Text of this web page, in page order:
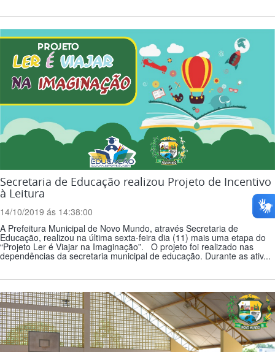
Secretaria de Educação realizou Projeto de Incentivo
à Leitura
14/10/2019 ás 14:38:00
A Prefeitura Municipal de Novo Mundo, através Secretaria de
Educação, realizou na última sexta-feira dia (11) mais uma etapa do
“Projeto Ler é Viajar na Imaginação”. O projeto foi realizado nas
dependências da secretaria municipal de educação. Durante as ativ...